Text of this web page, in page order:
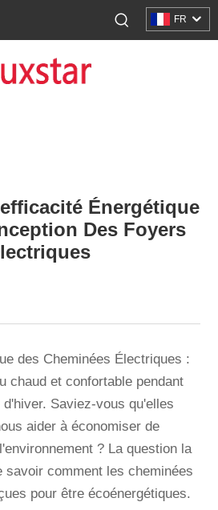
FR
Énergétique
Des Foyers
des Cheminées Électriques :
chaud et confortable pendant
Saviez-vous qu'elles
aider à économiser de
? La question la
savoir comment les cheminées
pour être écoénergétiques.